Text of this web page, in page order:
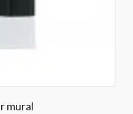
mural